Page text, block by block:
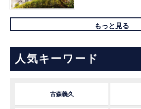
もっと見る
人気キーワード
古森義久